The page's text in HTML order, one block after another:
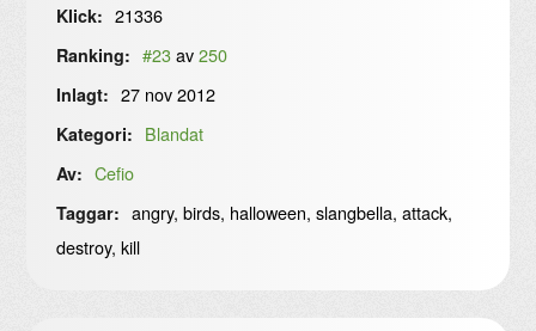
Klick: 21336
Ranking: #23av250
Inlagt: 27 nov 2012
Kategori: Blandat
Av: Cefio
Taggar: angry, birds, halloween, slangbella, attack,
destroy, kill